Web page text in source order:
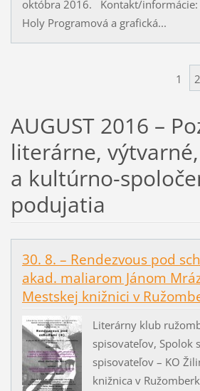
októbra 2016. Kontakt/informácie:
Holy Programová a grafická...
1 2
AUGUST 2016 –
literárne,
a kultúrno-
podujatia
30. 8. – Rendezvous pod
akad. maliarom Jánom
Mestskej knižnici v
Literárny klub
spisovateľov, Spolok
spisovateľov – KO
knižnica v